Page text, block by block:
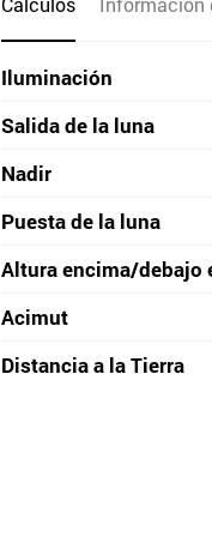
Iluminación
Salida de la luna
Nadir
Puesta de la luna
Altura encima/debajo
Acimut
Distancia a la Tierra